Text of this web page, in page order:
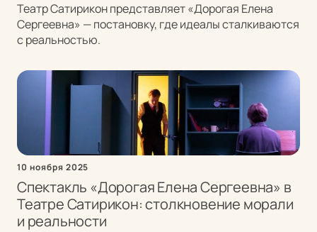
Театр Сатирикон представляет «Дорогая Елена
Сергеевна» — постановку, где идеалы сталкиваются
с реальностью.
10 ноября 2025
Спектакль «Дорогая Елена Сергеевна» в
Театре Сатирикон: столкновение морали
и реальности